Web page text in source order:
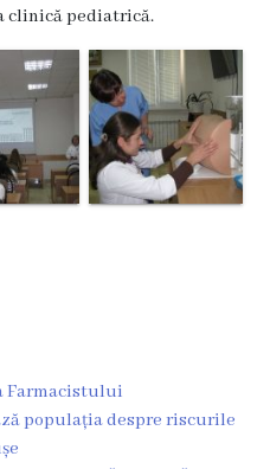
clinică pediatrică.
Farmacistului
populația despre riscurile